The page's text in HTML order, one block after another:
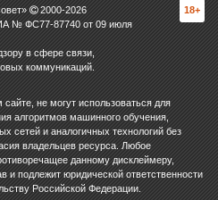
2000-2026
№ ФС77-87740 от 09 июля
в сфере связи,
коммуникаций.
18+
не могут использоваться для
алгоритмов машинного обучения,
сетей и аналогичных технологий без
владельцев ресурса. Любое
данному дисклеймеру,
и подлежит юридической ответственности
Российской Федерации.